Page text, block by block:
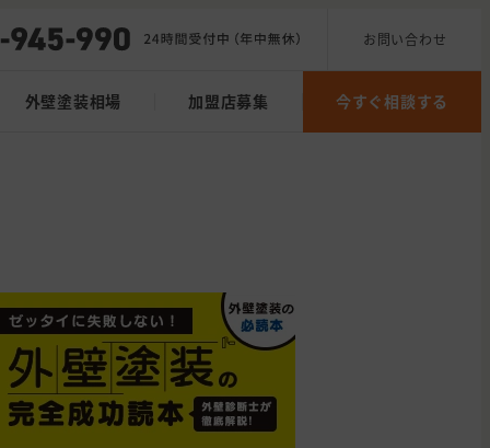
お問い合わせ
外壁塗装相場 加盟店募集 今すぐ相談する